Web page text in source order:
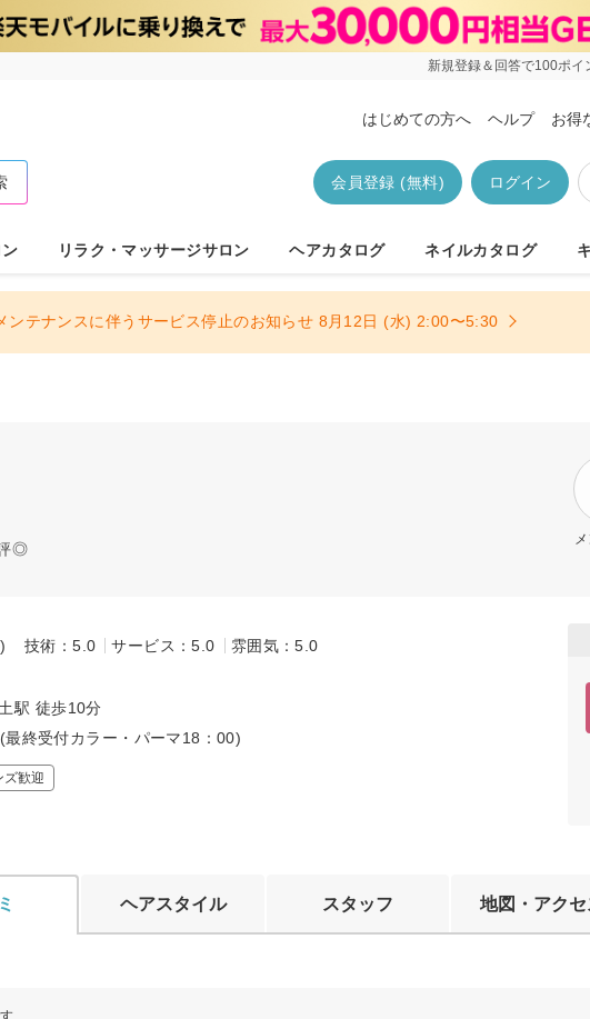
新規登録＆回答で100ポイ
はじめての方へ ヘルプ お得
ログイン
会員登録 (無料)
リラク・マッサージサロン ヘアカタログ ネイルカタログ
ンテナンスに伴うサービス停止のお知らせ 8月12日 (水) 2:00〜5:30
◎
技術：5.0 サービス：5.0
雰囲気：5.0
駅 徒歩10分
終受付カラー・パーマ18：00)
ズ歓迎
ヘアスタイル スタッフ 地図・アクセ